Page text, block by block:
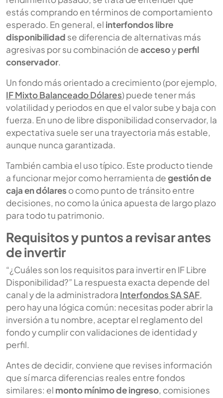
estás comprando en términos de comportamiento
esperado. En general, el interfondos libre
disponibilidad se diferencia de alternativas más
agresivas por su combinación deaccesoyperfil
conservador.
Un fondo más orientado a crecimiento (por ejemplo,
IF Mixto Balanceado Dólares) puede tener más
volatilidad y periodos en que el valor sube y baja con
fuerza. En uno de libre disponibilidad conservador, la
expectativa suele ser una trayectoria más estable,
aunque nunca garantizada.
También cambia el uso típico. Este producto tiende
a funcionar mejor como herramienta degestión de
caja en dólares o como punto de tránsito entre
decisiones, no como la única apuesta de largo plazo
para todo tu patrimonio.
Requisitos y puntos a revisar antes
de invertir
“¿Cuáles son los requisitos para invertir en IF Libre
Disponibilidad?” La respuesta exacta depende del
canal y de la administradora Interfondos SA SAF,
pero hay una lógica común: necesitas poder abrir la
inversión a tu nombre, aceptar el reglamento del
fondo y cumplir con validaciones de identidad y
perfil.
Antes de decidir, conviene que revises información
que sí marca diferencias reales entre fondos
similares: el monto mínimo de ingreso, comisiones